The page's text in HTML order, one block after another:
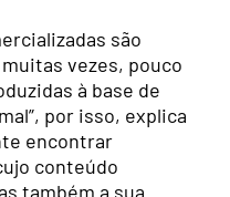
são
vezes, pouco
à base de
por isso, explica
encontrar
conteúdo
também a sua